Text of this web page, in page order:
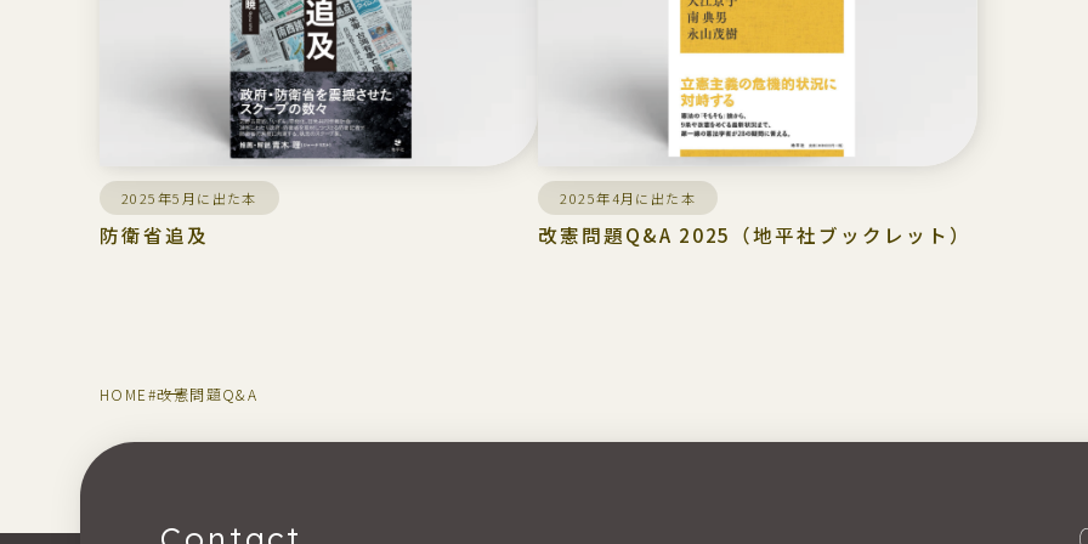
2025年5月に出た本
防衛省追及
2025年4月に出た本
改憲問題Q&A 2025（地平社ブックレット）
HOME#改憲問題Q&A